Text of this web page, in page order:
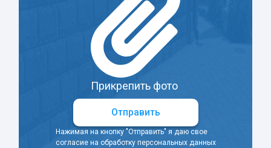
Прикрепить фото
Отправить
Нажимая на кнопку "Отправить" я даю свое
согласие на обработку персональных данных